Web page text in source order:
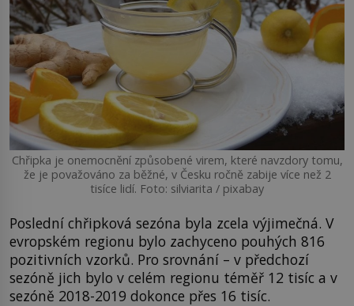
Chřipka je onemocnění způsobené virem, které navzdory tomu,
že je považováno za běžné, v Česku ročně zabije více než 2
tisíce lidí. Foto: silviarita / pixabay
Poslední chřipková sezóna byla zcela výjimečná. V
evropském regionu bylo zachyceno pouhých 816
pozitivních vzorků. Pro srovnání – v předchozí
sezóně jich bylo v celém regionu téměř 12 tisíc a v
sezóně 2018-2019 dokonce přes 16 tisíc.